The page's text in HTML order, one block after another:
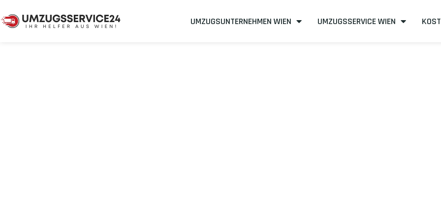
UMZUGSUNTERNEHMEN WIEN UMZUGSSERVICE WIEN